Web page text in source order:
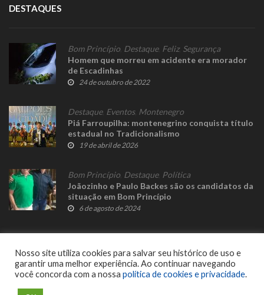
DESTAQUES
Bom Princípio Destaque, Feliz, Segurança
Homem que morreu em acidente era morador
de Escadinhas
24 de outubro de 2022
Destaque, Eventos, Montenegro
Piá Farroupilha: montenegrino conquista título
estadual no Tradicionalismo
19 de abril de 2026
Bom Princípio Destaque, Política
Joãozinho e Paulo Backes são os candidatos da
situação em Bom Princípio
6 de agosto de 2024
© 2023 Fato Novo - Todos os direitos reservados. Desenvolvido por
Nosso site utiliza cookies para salvar seu histórico de uso e
garantir uma melhor experiência. Ao continuar navegando
você concorda com a nossa política de cookies e privacidade.